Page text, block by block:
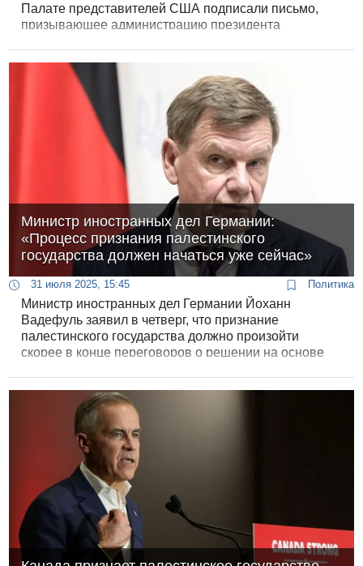
Палате представителей США подписали письмо,
призывающее администрацию президента
Министр иностранных дел Германии:
«Процесс признания палестинского
государства должен начаться уже сейчас»
31 июля 2025, 15:45 Политика
Министр иностранных дел Германии Йоханн
Вадефуль заявил в четверг, что признание
палестинского государства должно произойти
скорее в конце переговоров о решении на основе
отреагирует на «односторонние шаги», имея в виду
возможность аннексии Западного берега.